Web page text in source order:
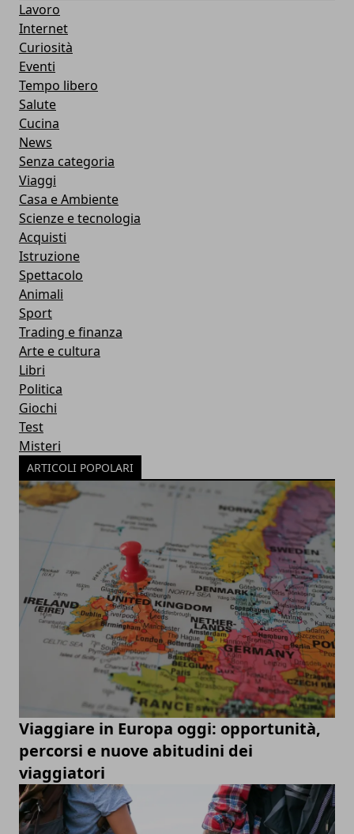
Lavoro
Internet
Curiosità
Eventi
Tempo libero
Salute
Cucina
News
Senza categoria
Viaggi
Casa e Ambiente
Scienze e tecnologia
Acquisti
Istruzione
Spettacolo
Animali
Sport
Trading e finanza
Arte e cultura
Libri
Politica
Giochi
Test
Misteri
ARTICOLI POPOLARI
Viaggiare in Europa oggi: opportunità,
percorsi e nuove abitudini dei
viaggiatori